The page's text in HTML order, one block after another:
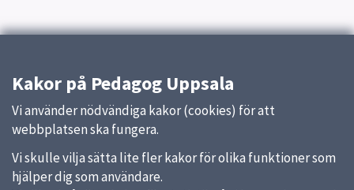
Kakor på Pedagog Uppsala
Vi använder nödvändiga kakor (cookies) för att
webbplatsen ska fungera.
Vi skulle vilja sätta lite fler kakor för olika funktioner som
hjälper dig som användare.